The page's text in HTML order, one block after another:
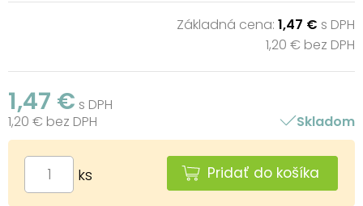
Základná cena: 1,47 € s DPH
1,20 € bez DPH
1,47 € s DPH
1,20 € bez DPH
Skladom
ks Pridať do košíka